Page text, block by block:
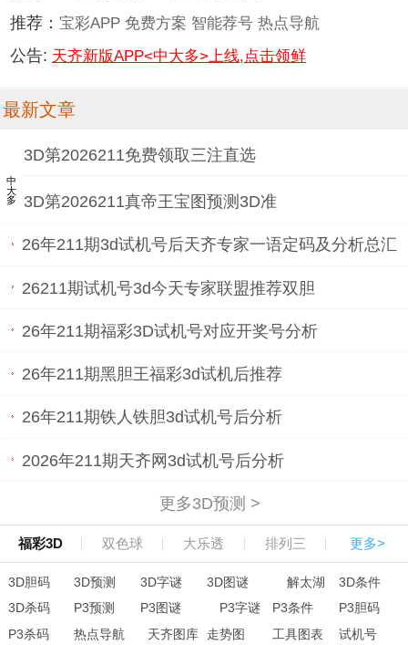
推荐： 宝彩APP 免费方案 智能荐号 热点导航
公告: 天齐新版APP<中大多>上线,点击领鲜
最新文章
中大多
3D第2026211免费领取三注直选
3D第2026211真帝王宝图预测3D准
26年211期3d试机号后天齐专家一语定码及分析总汇
26211期试机号3d今天专家联盟推荐双胆
26年211期福彩3D试机号对应开奖号分析
26年211期黑胆王福彩3d试机后推荐
26年211期铁人铁胆3d试机号后分析
2026年211期天齐网3d试机号后分析
更多3D预测 >
福彩3D 双色球 大乐透 排列三 更多>
3D胆码 3D预测 3D字谜 3D图谜 解太湖
3D条件
3D杀码
P3预测 P3图谜 P3字谜 P3条件
P3胆码
P3杀码
热点导航 天齐图库 走势图 工具图表 试机号